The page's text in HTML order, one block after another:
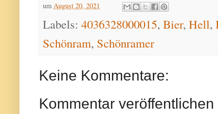
um August 20, 2021
Labels: 4036328000015, Bier, Hell,
Schönram, Schönramer
Keine Kommentare:
Kommentar veröffentlichen